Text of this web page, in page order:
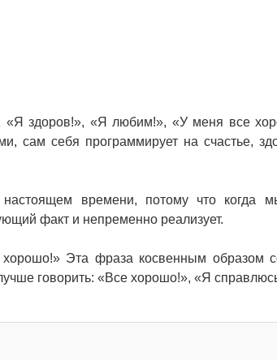
«Я здоров!», «Я любим!», «У меня все
сам себя программирует на счастье,
времени, потому что когда
факт и непременно реализует.
Эта фраза косвенным образом
говорить: «Все хорошо!», «Я